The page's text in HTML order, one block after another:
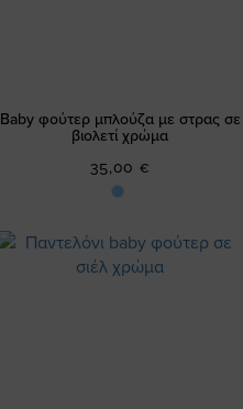
Baby φούτερ μπλούζα με στρας σε
βιολετί χρώμα
35,00 €